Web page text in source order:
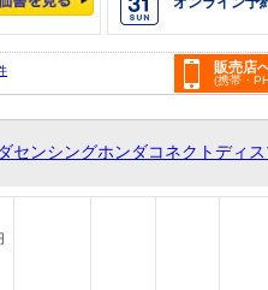
販売店
(携帯・
ンシングホンダコネクトディ